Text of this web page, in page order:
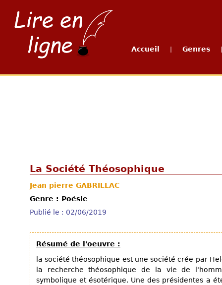
Accueil Genres
La Société Théosophique
Jean pierre GABRILLAC
Genre : Poésie
Publié le : 02/06/2019
Résumé de l'oeuvre :
la société théosophique est une société crée par
la recherche théosophique de la vie de
symbolique et ésotérique. Une des présidentes a